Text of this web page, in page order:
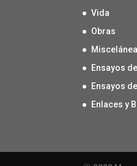
Vida
Obras
Miscelánea
Ensayos
Ensayos
Enlaces y